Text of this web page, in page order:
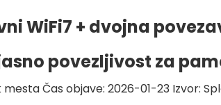
WiFi7 + dvojna
povezljivost za
Čas objave: 2026-01-23 Izvor: